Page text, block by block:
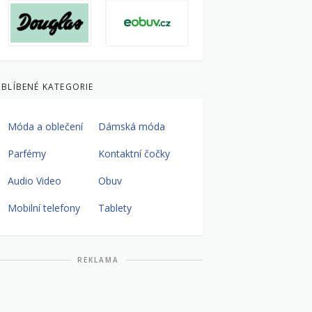
KATEGORIE
Móda a oblečení Dámská móda
Parfémy Kontaktní čočky
Audio Video Obuv
Mobilní telefony Tablety
REKLAMA